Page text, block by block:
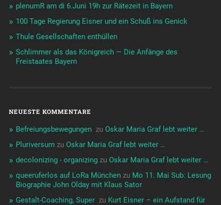
plenumR am di 6.Juni 19h zur Rätezeit in Bayern
100 Tage Regierung Eisner und ein Schuß ins Genick
Thule Gesellschaften enthüllen
Schlimmer als das Königreich — Die Anfänge des
Freistaates Bayern
NEUESTE KOMMENTARE
Befreiungsbewegungen ️‍ zu Oskar Maria Graf lebt weiter …
Pluriversum zu Oskar Maria Graf lebt weiter …
decolonizing - organizingzu Oskar Maria Graf lebt weiter …
queeruferlos auf LoRa Münchenzu Mo 11. Mai Sub: Lesung
Biographie John Olday mit Klaus Sator
Gestalt-Coaching, Super ️‍ zu Kurt Eisner – ein Aufstand für